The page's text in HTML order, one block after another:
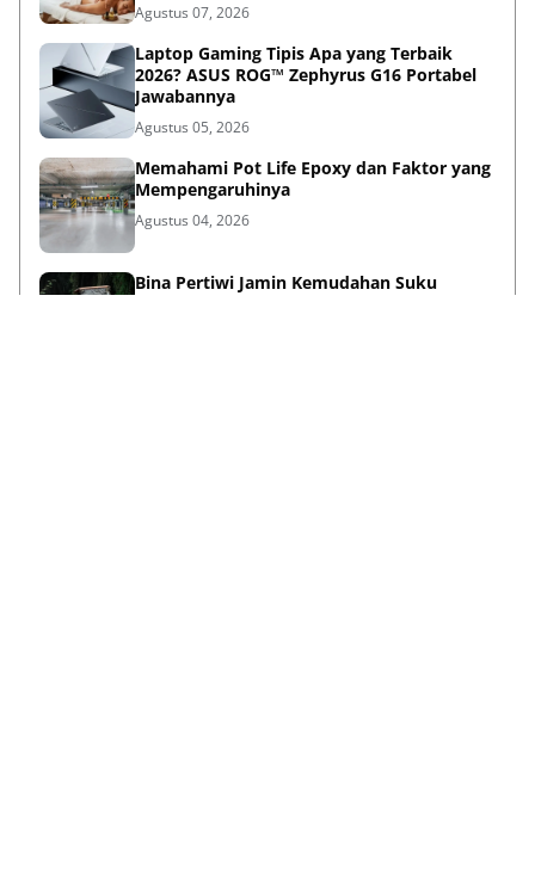
Agustus 07, 2026
Laptop Gaming Tipis Apa yang Terbaik
2026? ASUS ROG™ Zephyrus G16 Portabel
Jawabannya
Agustus 05, 2026
Memahami Pot Life Epoxy dan Faktor yang
Mempengaruhinya
Agustus 04, 2026
Bina Pertiwi Jamin Kemudahan Suku